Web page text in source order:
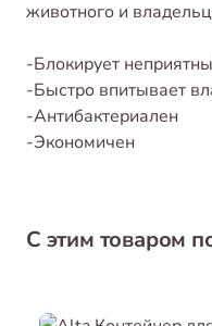
животного и
-Блокирует
-Быстро впитывает
-Антибактериален
-Экономичен
С этим товаром